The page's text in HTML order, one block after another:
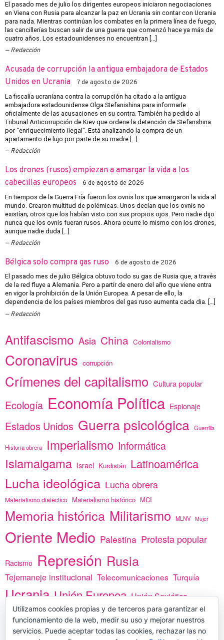
El pasado mes de julio los dirigentes europeos iniciaron negociaciones
en Viena con Rusia para alcanzar la paz en Ucrania sin contar con Ucrania
para nada. Mientras continúan los combates en la primera línea de fuego,
las cancillerías buscan salir de una guerra que comenzó hace ya más de
cuatro años. Los estadounidenses no encuentran […]
Redacción
Acusada de corrupción la antigua embajadora de Estados
Unidos en Ucrania
7 de agosto de 2026
La fiscalía ucraniana contra la corrupción ha citado a la antigua
embajadora estadounidense Olga Stefanishina para informarle
oficialmente de las acusaciones en su contra. También ha pedido al
Tribunal Anticorrupción de Kiev que ordene la detención de Stefanshina
por “enriquecimiento ilegal”. Está analizando la compra de un
apartamento de lujo por parte de su madre […]
Redacción
Los drones (rusos) empiezan a amargar la vida a los
cabecillas europeos
6 de agosto de 2026
En tiempos de la Guerra Fría fueron los ovnis los que amargaron la vida al
mundo. Crearon multitud de polémicas. Unos decían que los ovnis no
existían; otros que los habían visto con sus propios ojos. Pero nadie dijo
nunca que los ovnis fueran rusos. Ahora ocurre lo mismo con los drones,
aunque nadie duda […]
Redacción
Bélgica solo compra gas ruso 6 de agosto de 2026
El pasado mes de julio Bélgica obtuvo todo su gas de Rusia que, a través
de la red fluye a Alemania. Pero a partir de enero del año que viene entra
en vigor la prohibición de la Unión Europea. A pesar de ello, la
dependencia de los países miembros del gas ruso aumenta cada dia. […]
Redacción
Antifascismo Asia China Colonialismo
Coronavirus corrupción
Crímenes del capitalismo Cultura popular
Ecología Economía Política Espionaje
Estados Unidos Guerra psicológica Guerrilla
Historia obrera Imperialismo Informática
Islamalgama Israel Kurdistán Latinoamérica
Lucha ideológica Lucha obrera
Materialismo dialéctico Materialismo histórico MCI
Memoria histórica Militarismo MLNV Mujer
Oriente Medio Palestina Protesta popular
Racismo Represión Rusia
Tejemaneje institucional Telecomunicaciones Turquía
Ucrania Unión Europea Unión Soviética
vacunas Yemen África
Utilizamos cookies propias y de terceros para garantizar el
funcionamiento de la web, medir su uso y mejorar nuestros
servicios. Puede aceptar todas las cookies, rechazar las no